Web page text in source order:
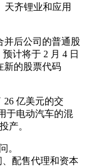
天齐锂业和应用
并后公司的普通股
计将于 2 月 4 日
新的股票代码
26 亿美元的交
于电动汽车的混
产。
。
、配售代理和资本